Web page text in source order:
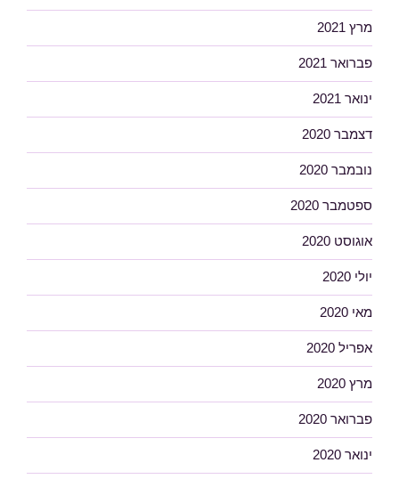
מרץ 2021
פברואר 2021
ינואר 2021
דצמבר 2020
נובמבר 2020
ספטמבר 2020
אוגוסט 2020
יולי 2020
מאי 2020
אפריל 2020
מרץ 2020
פברואר 2020
ינואר 2020